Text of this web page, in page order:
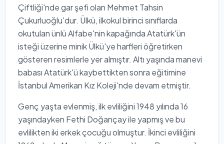
Çiftliği'nde gar şefi olan Mehmet Tahsin
Çukurluoğlu'dur. Ülkü, ilkokul birinci sınıflarda
okutulan ünlü Alfabe'nin kapağında Atatürk'ün
isteği üzerine minik Ülkü'ye harfleri öğretirken
gösteren resimlerle yer almıştır. Altı yaşında manevi
babası Atatürk'ü kaybettikten sonra eğitimine
İstanbul Amerikan Kız Koleji'nde devam etmiştir.
Genç yaşta evlenmiş, ilk evliliğini 1948 yılında 16
yaşındayken Fethi Doğançay ile yapmış ve bu
evlilikten iki erkek çocuğu olmuştur. İkinci evliliğini